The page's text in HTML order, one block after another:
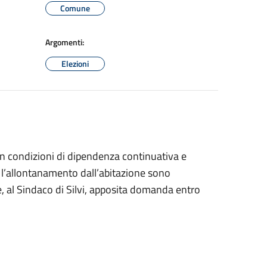
Comune
Argomenti:
Elezioni
condizioni di dipendenza continuativa e
dall’abitazione sono
Sindaco di Silvi, apposita domanda entro